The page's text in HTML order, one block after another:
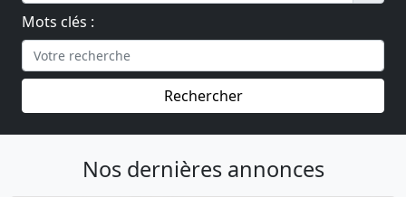
Mots clés :
Rechercher
Nos dernières annonces